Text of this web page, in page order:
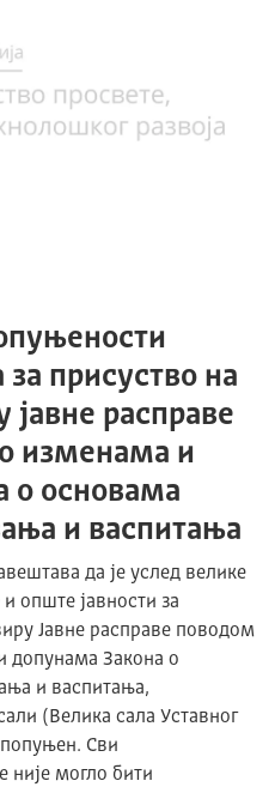
присуство на
јавне расправе
изменама и
о основама
и васпитања
да је услед велике
опште јавности за
Јавне расправе поводом
допунама Закона о
и васпитања,
(Велика сала Уставног
Сви
није могло бити